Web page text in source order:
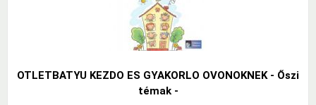
OTLETBATYU KEZDO ES GYAKORLO OVONOKNEK - Őszi
témak -